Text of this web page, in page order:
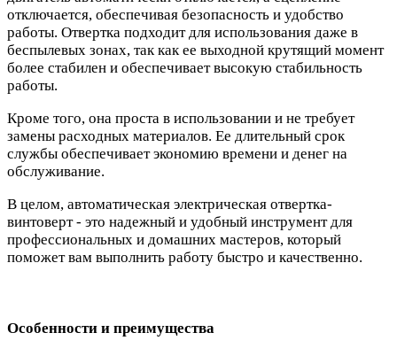
отключается, обеспечивая безопасность и удобство
работы. Отвертка подходит для использования даже в
беспылевых зонах, так как ее выходной крутящий момент
более стабилен и обеспечивает высокую стабильность
работы.
Кроме того, она проста в использовании и не требует
замены расходных материалов. Ее длительный срок
службы обеспечивает экономию времени и денег на
обслуживание.
В целом, автоматическая электрическая отвертка-
винтоверт - это надежный и удобный инструмент для
профессиональных и домашних мастеров, который
поможет вам выполнить работу быстро и качественно.
Особенности и преимущества